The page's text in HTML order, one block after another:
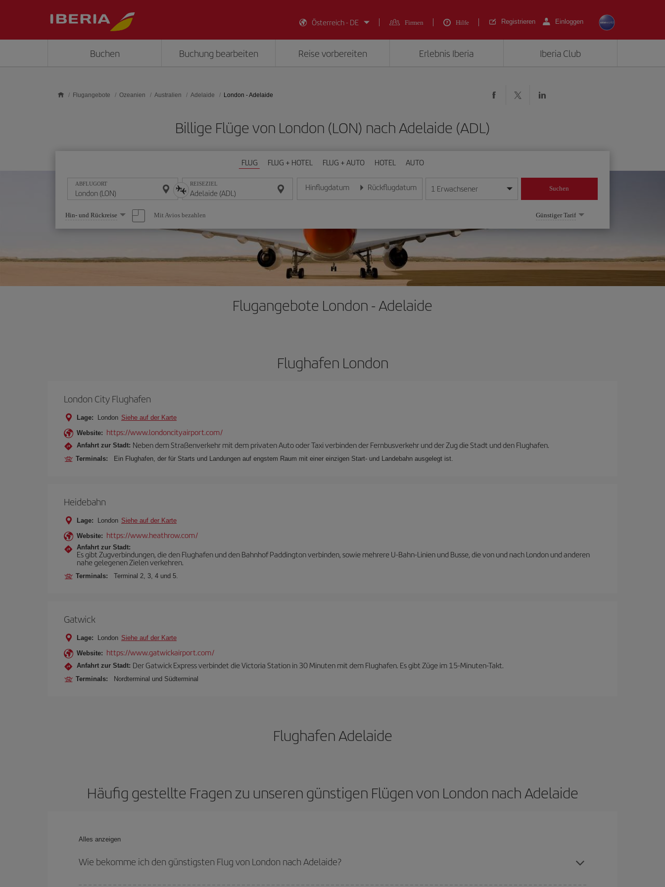
Österreich - DE
Firmen Hilfe Registrieren Einloggen
Buchen Buchung bearbeiten Reise vorbereiten Erlebnis Iberia Iberia Club
Flugangebote Ozeanien Australien Adelaide London - Adelaide
Billige Flüge von London (LON) nach Adelaide (ADL)
FLUG FLUG + HOTEL FLUG + AUTO HOTEL AUTO
ABFLUGORT REISEZIEL Hinflugdatum
Geben Sie das Datum im Format Tag/Monat/Jahr ein
Rückflugdatum
Geben Sie das Datum im Format Tag/Monat/Jahr ein
1 Erwachsener Suchen
Wählen
Sie
eine
Hin- und Rückreise Mit Avios bezahlen Günstiger Tarif
Flugangebote London - Adelaide
Flughafen London
London City Flughafen
Lage: London Siehe auf der Karte
Website: https://www.londoncityairport.com/
Anfahrt zur Stadt: Neben dem Straßenverkehr mit dem privaten Auto oder Taxi verbinden der Fernbusverkehr und der Zug die Stadt und den Flughafen.
Terminals: Ein Flughafen, der für Starts und Landungen auf engstem Raum mit einer einzigen Start- und Landebahn ausgelegt ist.
Heidebahn
Lage: London Siehe auf der Karte
Website: https://www.heathrow.com/
Anfahrt zur Stadt:
Es gibt Zugverbindungen, die den Flughafen und den Bahnhof Paddington verbinden, sowie mehrere U-Bahn-Linien und Busse, die von und nach London und anderen
nahe gelegenen Zielen verkehren.
Terminals: Terminal 2, 3, 4 und 5.
Gatwick
Lage: London Siehe auf der Karte
Website: https://www.gatwickairport.com/
Anfahrt zur Stadt: Der Gatwick Express verbindet die Victoria Station in 30 Minuten mit dem Flughafen. Es gibt Züge im 15-Minuten-Takt.
Terminals: Nordterminal und Südterminal
Flughafen Adelaide
Häufig gestellte Fragen zu unseren günstigen Flügen von London nach Adelaide
Alles anzeigen
Wie bekomme ich den günstigsten Flug von London nach Adelaide?